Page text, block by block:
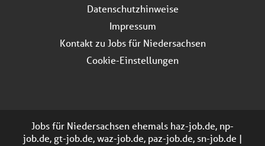
Datenschutzhinweise
Impressum
Kontakt zu Jobs für Niedersachsen
Cookie-Einstellungen
Jobs für Niedersachsen ehemals haz-job.de, np-
job.de, gt-job.de, waz-job.de, paz-job.de, sn-job.de |